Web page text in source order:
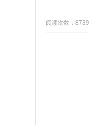
阅读次数：8739